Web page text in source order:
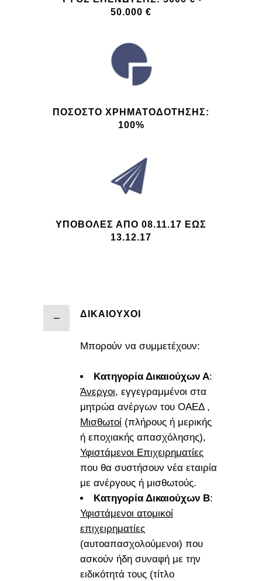
50.000 €
ΠΟΣΟΣΤΟ ΧΡΗΜΑΤΟΔΟΤΗΣΗΣ:
100%
ΥΠΟΒΟΛΕΣ ΑΠΟ 08.11.17 ΕΩΣ
13.12.17
ΔΙΚΑΙΟΎΧΟΙ
Μπορούν να συμμετέχουν:
Κατηγορία Δικαιούχων Α:
Άνεργοι, εγγεγραμμένοι στα
μητρώα ανέργων του ΟΑΕΔ ,
Μισθωτοί (πλήρους ή μερικής
ή εποχιακής απασχόλησης),
Υφιστάμενοι Επιχειρηματίες
που θα συστήσουν νέα εταιρία
με ανέργους ή μισθωτούς.
Κατηγορία Δικαιούχων Β:
Υφιστάμενοι ατομικοί
επιχειρηματίες
(αυτοαπασχολούμενοι) που
ασκούν ήδη συναφή με την
ειδικότητά τους (τίτλο